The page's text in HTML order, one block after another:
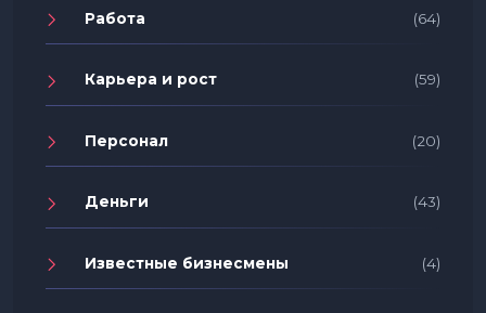
Работа (64)
Карьера и рост (59)
Персонал (20)
Деньги (43)
Известные бизнесмены (4)